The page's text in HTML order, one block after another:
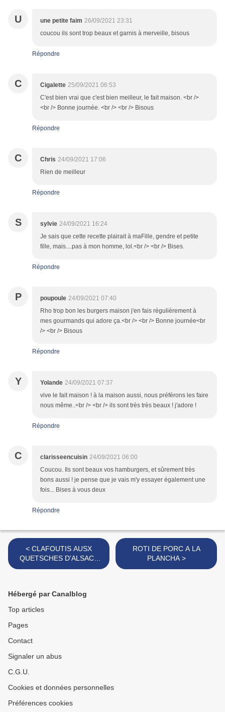
U une petite faim 26/09/2021 23:31
coucou ils sont trop beaux et garnis à merveille, bisous
Répondre
C Cigalette 25/09/2021 06:53
C'est bien vrai que c'est bien meilleur, le fait maison. <br />
<br /> Bonne journée. <br /> <br /> Bisous
Répondre
C Chris 24/09/2021 17:06
Rien de meilleur
Répondre
S sylvie 24/09/2021 16:24
Je sais que cette recette plairait à maFille, gendre et petite
fille, mais....pas à mon homme, lol.<br /> <br /> Bises.
Répondre
P poupoule 24/09/2021 07:40
Rho trop bon les burgers maison j'en fais régulièrement à
mes gourmands qui adore ça.<br /> <br /> Bonne journée<br
/> <br /> Bisous
Répondre
Y Yolande 24/09/2021 07:37
vive le fait maison ! à la maison aussi, nous préférons les faire
nous même..<br /> <br /> ils sont très très beaux ! j'adore !
Répondre
C clarisseencuisin 24/09/2021 06:00
Coucou. Ils sont beaux vos hamburgers, et sûrement très
bons aussi ! je pense que je vais m'y essayer également une
fois... Bises à vous deux
Répondre
< CLAFOUTIS AUSX
QUETSCHES D'ALSACE
ET CANNELLE
ROTI DE PORC A LA
PLANCHA >
Hébergé par Canalblog
Top articles
Pages
Contact
Signaler un abus
C.G.U.
Cookies et données personnelles
Préférences cookies